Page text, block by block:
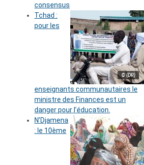
consensus
© (DR)
Tchad :
pour les
enseignants communautaires le
ministre des Finances est un
danger pour l’éducation.
N’Djamena
: le 10ème